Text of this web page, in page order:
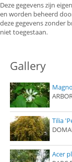
Deze gegevens zijn
en worden beheerd
deze gegevens zonder
niet toegestaan.
Gallery
Tilia
Acer